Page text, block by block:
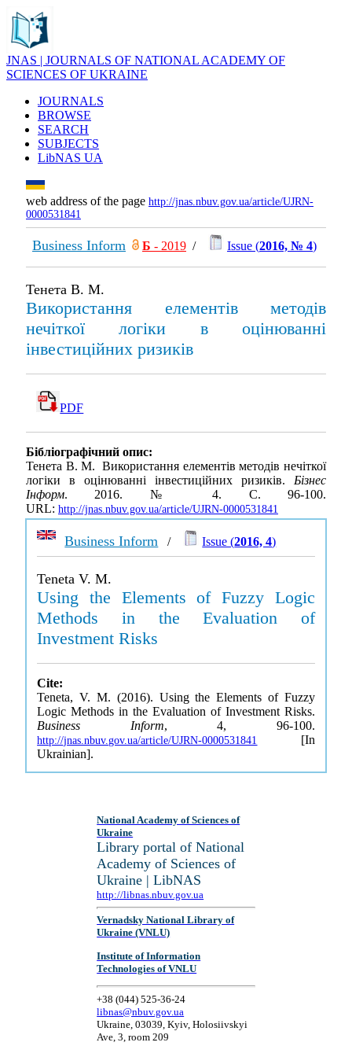
JNAS | JOURNALS OF NATIONAL ACADEMY OF
SCIENCES OF UKRAINE
JOURNALS
BROWSE
SEARCH
SUBJECTS
LibNAS UA
web address of the page http://jnas.nbuv.gov.ua/article/UJRN-
0000531841
Business Inform Б - 2019 / Issue (2016, № 4)
Тенета В. М.
Використання елементів методів
нечіткої логіки в оцінюванні
інвестиційних ризиків
PDF
Бібліографічний опис:
Тенета В. М. Використання елементів методів нечіткої
логіки в оцінюванні інвестиційних ризиків. Бізнес
Інформ. 2016. № 4. С. 96-100.
URL: http://jnas.nbuv.gov.ua/article/UJRN-0000531841
Business Inform / Issue (2016, 4)
Teneta V. M.
Using the Elements of Fuzzy Logic
Methods in the Evaluation of
Investment Risks
Cite:
Teneta, V. M. (2016). Using the Elements of Fuzzy
Logic Methods in the Evaluation of Investment Risks.
Business Inform, 4, 96-100.
http://jnas.nbuv.gov.ua/article/UJRN-0000531841
[In
Ukrainian].
National Academy of Sciences of
Ukraine
Library portal of National
Academy of Sciences of
Ukraine | LibNAS
http://libnas.nbuv.gov.ua
Vernadsky National Library of
Ukraine (VNLU)
Institute of Information
Technologies of VNLU
+38 (044) 525-36-24
libnas@nbuv.gov.ua
Ukraine, 03039, Kyiv, Holosiivskyi
Ave, 3, room 209